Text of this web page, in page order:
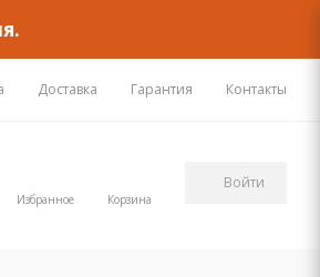
Доставка Гарантия Контакты
Избранное Корзина
Войти